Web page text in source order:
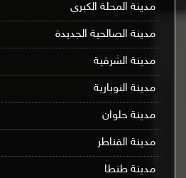
مدينة المحلة الكبرى
مدينة الصالحية الجديدة
مدينة الشرقية
مدينة النوبارية
مدينة حلوان
مدينة القناطر
مدينة طنطا